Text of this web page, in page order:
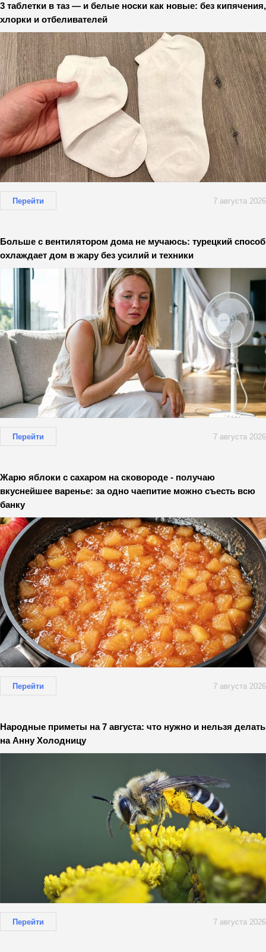
3 таблетки в таз — и белые носки как новые: без кипячения,
хлорки и отбеливателей
Перейти 7 августа 2026
Больше с вентилятором дома не мучаюсь: турецкий способ
охлаждает дом в жару без усилий и техники
Перейти 7 августа 2026
Жарю яблоки с сахаром на сковороде - получаю
вкуснейшее варенье: за одно чаепитие можно съесть всю
банку
Перейти 7 августа 2026
Народные приметы на 7 августа: что нужно и нельзя делать
на Анну Холодницу
Перейти 7 августа 2026